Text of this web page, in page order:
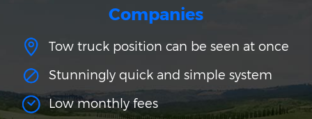
Companies
Tow truck position can be seen at once
Stunningly quick and simple system
Low monthly fees